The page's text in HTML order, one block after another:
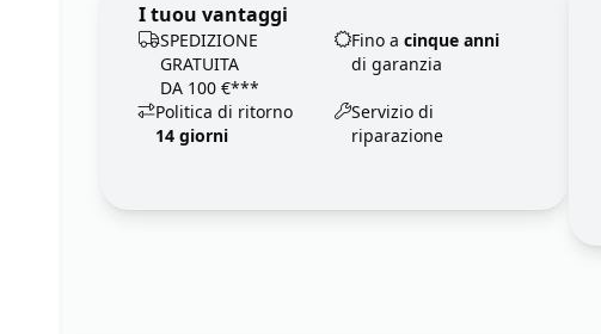
I tuou vantaggi
SPEDIZIONE
GRATUITA
DA 100 €***
Fino a cinque anni
di garanzia
Politica di ritorno
14 giorni
Servizio di
riparazione